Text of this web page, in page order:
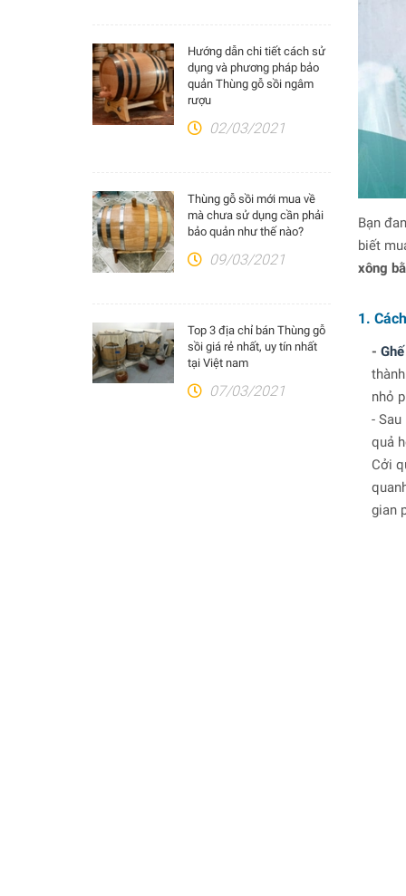
Hướng dẫn chi tiết cách sử
dụng và phương pháp bảo
quản Thùng gỗ sồi ngâm
rượu
02/03/2021
Thùng gỗ sồi mới mua về
mà chưa sử dụng cần phải
bảo quản như thế nào?
09/03/2021
Top 3 địa chỉ bán Thùng gỗ
sồi giá rẻ nhất, uy tín nhất
tại Việt nam
07/03/2021
Bạn
biết
xông
1.
-
nhỏ
-
quả
Cởi
gian